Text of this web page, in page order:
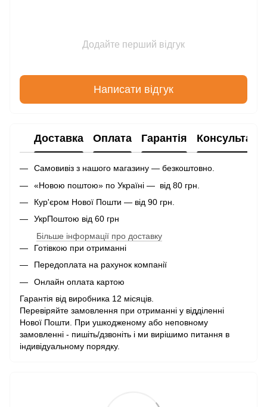
Додайте перший відгук
Написати відгук
Доставка Оплата Гарантія Консультація
Самовивіз з нашого магазину — безкоштовно.
«Новою поштою» по Україні — від 80 грн.
Кур'єром Нової Пошти — від 90 грн.
УкрПоштою від 60 грн
Більше інформації про доставку
Готівкою при отриманні
Передоплата на рахунок компанії
Онлайн оплата картою
Гарантія від виробника 12 місяців.
Перевіряйте замовлення при отриманні у відділенні
Нової Пошти. При ушкодженому або неповному
замовленні - пишіть/дзвоніть і ми вирішимо питання в
індивідуальному порядку.